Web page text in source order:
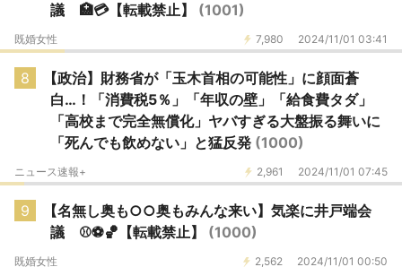
議 🏥💳【転載禁止】 (1001)
7,980 2024/11/01 03:41
既婚女性
8
【政治】財務省が「玉木首相の可能性」に顔面蒼
白…！「消費税5％」「年収の壁」「給食費タダ」
「高校まで完全無償化」ヤバすぎる大盤振る舞いに
「死んでも飲めない」と猛反発 (1000)
2,961 2024/11/01 07:45
ニュース速報+
9
【名無し奥も○○奥もみんな来い】気楽に井戸端会
議 ⚾️⚽️🏀【転載禁止】 (1000)
2,562 2024/11/01 00:50
既婚女性